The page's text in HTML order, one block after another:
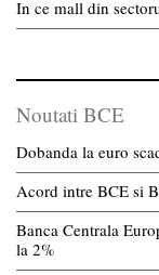
In ce mall din
Noutati BCE
Dobanda la euro
Acord intre BCE si
Banca Centrala
la 2%